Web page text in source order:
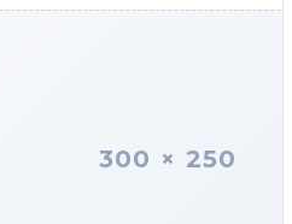
300 × 250